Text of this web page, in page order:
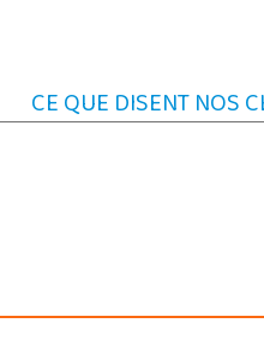
CE QUE DISENT NOS